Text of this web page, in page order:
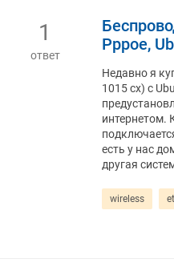
1
ответ
Pppoe,
Недавно я
1015 cx) с
интернетом.
есть у нас
другая
wireless